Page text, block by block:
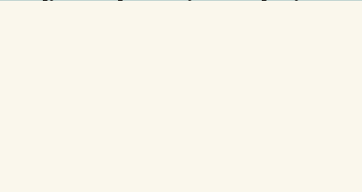
liggen de passies van Jopie.